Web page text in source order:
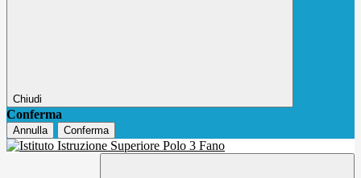
Chiudi
Conferma
Annulla Conferma